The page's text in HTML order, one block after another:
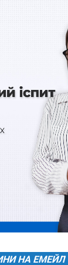
з країни-
мають
з
стали менше
НА ЕМЕЙЛ